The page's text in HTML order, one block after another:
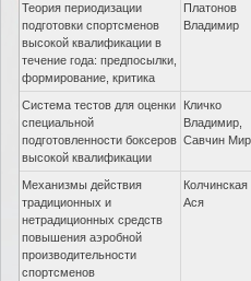
Теория периодизации
подготовки спортсменов
высокой квалификации в
течение года: предпосылки,
формирование, критика
Платонов
Владимир
Система тестов для оценки
специальной
подготовленности боксеров
высокой квалификации
Кличко
Владимир,
Савчин
Механизмы действия
традиционных и
нетрадиционных средств
повышения аэробной
производительности
спортсменов
Колчинская
Ася